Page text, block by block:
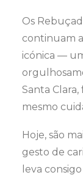
Os
continuam
icónica —
Santa
mesmo
Hoje, são
gesto de
leva